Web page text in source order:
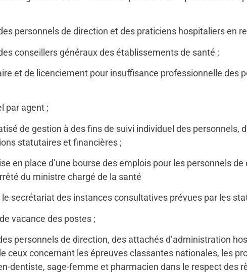
personnels de direction et des praticiens hospitaliers en
conseillers généraux des établissements de santé ;
et de licenciement pour insuffisance professionnelle des
par agent ;
de gestion à des fins de suivi individuel des personnels,
statutaires et financières ;
en place d’une bourse des emplois pour les personnels
du ministre chargé de la santé
le secrétariat des instances consultatives prévues par les
vacance des postes ;
personnels de direction, des attachés d’administration
ceux concernant les épreuves classantes nationales, les
dentiste, sage-femme et pharmacien dans le respect des